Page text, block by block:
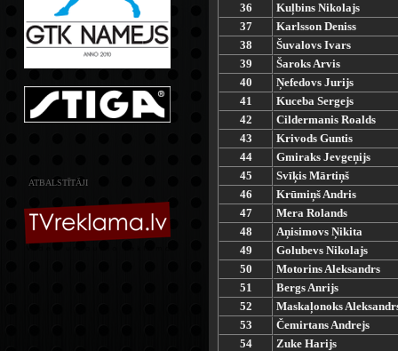
ATBALSTĪTĀJI
36
Kuļbins Nikolajs
37
Karlsson Deniss
38
Šuvalovs Ivars
39
Šaroks Arvis
40
Ņefedovs Jurijs
41
Kuceba Sergejs
42
Cildermanis Roalds
43
Krivods Guntis
44
Gmiraks Jevgeņijs
45
Svīķis Mārtiņš
46
Krūmiņš Andris
47
Mera Rolands
48
Aņisimovs Ņikita
49
Golubevs Nikolajs
50
Motorins Aleksandrs
51
Bergs Anrijs
52
Maskaļonoks
53
Čemirtans Andrejs
54
Zuke Harijs